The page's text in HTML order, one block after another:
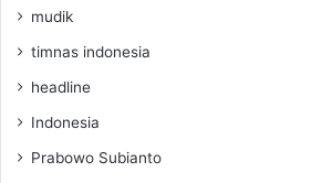
mudik
timnas indonesia
headline
Indonesia
Prabowo Subianto